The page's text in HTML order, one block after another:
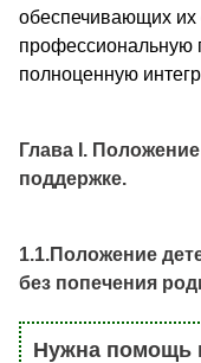
обеспечивающих
профессиональную
полноценную
Глава I.
поддержке.
1.1.Положение
без попечения
Нужна помощь